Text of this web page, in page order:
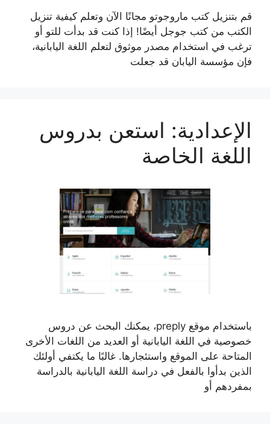
قم بتنزيل كتب ماروجوتو مجانًا الآن وتعلم كيفية تنزيل
الكتب من كتب جوجل أيضًا! إذا كنت قد بدأت للتو أو
ترغب في استخدام مصدر موثوق لتعلم اللغة اليابانية،
فإن مؤسسة اليابان قد جعلت
الإعدادية: استعن بدروس
اللغة الخاصة
باستخدام موقع preply، يمكنك البحث عن دروس
خصوصية في اللغة اليابانية أو العديد من اللغات الأخرى
المتاحة على الموقع واستئجارها. غالبًا ما يكتفي أولئك
الذين بدأوا بالفعل في دراسة اللغة اليابانية بالدراسة
بمفردهم أو